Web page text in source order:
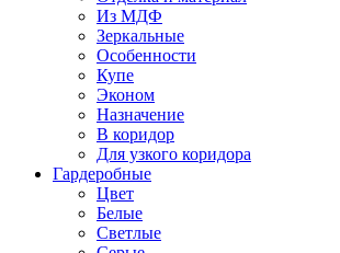
Из МДФ
Зеркальные
Особенности
Купе
Эконом
Назначение
В коридор
Для узкого коридора
Гардеробные
Цвет
Белые
Светлые